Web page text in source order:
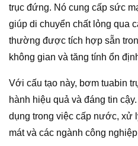
trục đứng. Nó cung cấp sức
giúp di chuyển chất lỏng qua
thường được tích hợp sẵn
không gian và tăng tính ổn
Với cấu tạo này, bơm tuabin
hành hiệu quả và đáng tin
dụng trong việc cấp nước, xử
mát và các ngành công